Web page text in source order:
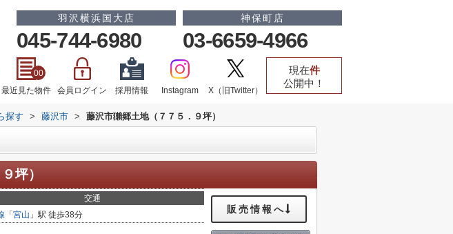
羽沢横浜国大店
045-744-6980
神保町店
03-6659-4966
最近見た物件
00
会員ログイン
採用情報 Instagram X（旧Twitter）
現在件
公開中！
探す > 藤沢市 > 藤沢市獺郷土地（７７５．９坪）
坪）
交通
「 宮山 」駅 徒歩38分 販売情報へ